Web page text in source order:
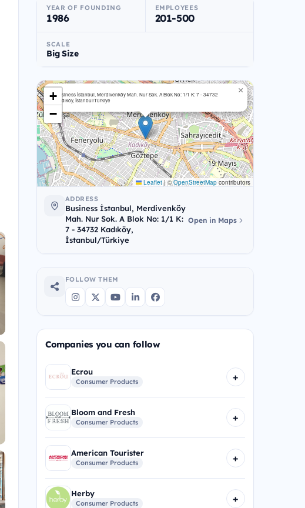
YEAR OF FOUNDING
1986
EMPLOYEES
201-500
SCALE
Big Size
Business İstanbul, Merdivenköy Mah. Nur Sok. A Blok No: 1/1 K: 7 - 34732
Kadıköy, İstanbul/Türkiye
×
+
−
Leaflet | ©OpenStreetMap contributors
ADDRESS
Business İstanbul, Merdivenköy
Mah. Nur Sok. A Blok No: 1/1 K:
7 - 34732 Kadıköy,
İstanbul/Türkiye
Open in Maps
FOLLOW THEM
Companies you can follow
Ecrou
Consumer Products +
Bloom and Fresh
Consumer Products +
American Tourister
Consumer Products +
Herby
Consumer Products +